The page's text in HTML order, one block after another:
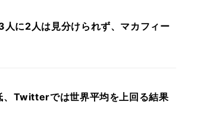
人に2人は見分けられず、マカフィー
、Twitterでは世界平均を上回る結果